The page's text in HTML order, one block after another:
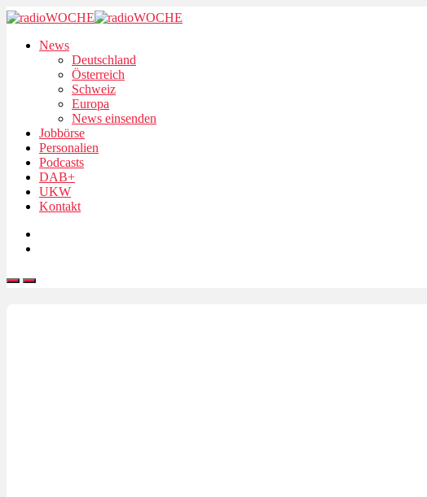
News
Deutschland
Österreich
Schweiz
Europa
News einsenden
Jobbörse
Personalien
Podcasts
DAB+
UKW
Kontakt